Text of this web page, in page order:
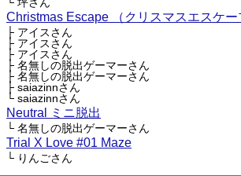
Christmas Escape （クリスマスエスケー
├ アイスさん
├ アイスさん
├ アイスさん
├ 名無しの脱出ゲーマーさん
├ 名無しの脱出ゲーマーさん
├ saiazinnさん
└ saiazinnさん
Neutral ミニ脱出
└ 名無しの脱出ゲーマーさん
Trial X Love #01 Maze
└ りんごさん